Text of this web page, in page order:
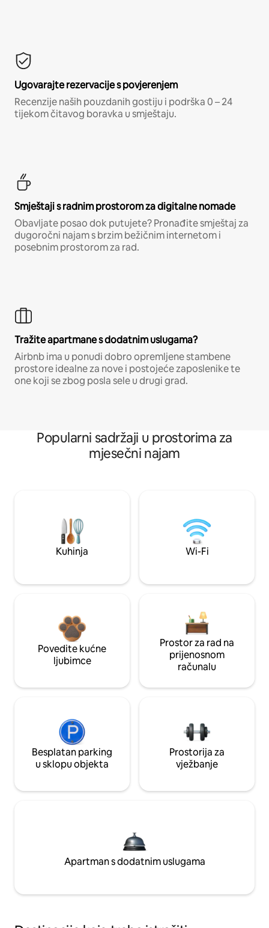
Ugovarajte rezervacije s povjerenjem
Recenzije naših pouzdanih gostiju i podrška 0 – 24
tijekom čitavog boravka u smještaju.
Smještaji s radnim prostorom za digitalne nomade
Obavljate posao dok putujete? Pronađite smještaj za
dugoročni najam s brzim bežičnim internetom i
posebnim prostorom za rad.
Tražite apartmane s dodatnim uslugama?
Airbnb ima u ponudi dobro opremljene stambene
prostore idealne za nove i postojeće zaposlenike te
one koji se zbog posla sele u drugi grad.
Popularni sadržaji u prostorima za
mjesečni najam
Kuhinja Wi-Fi
Povedite kućne
ljubimce
Prostor za rad na
prijenosnom
računalu
Besplatan parking
u sklopu objekta
Prostorija za
vježbanje
Apartman s dodatnim uslugama